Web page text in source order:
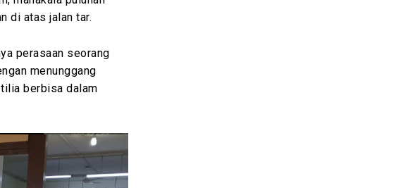
di atas jalan tar.
perasaan seorang
menunggang
berbisa dalam